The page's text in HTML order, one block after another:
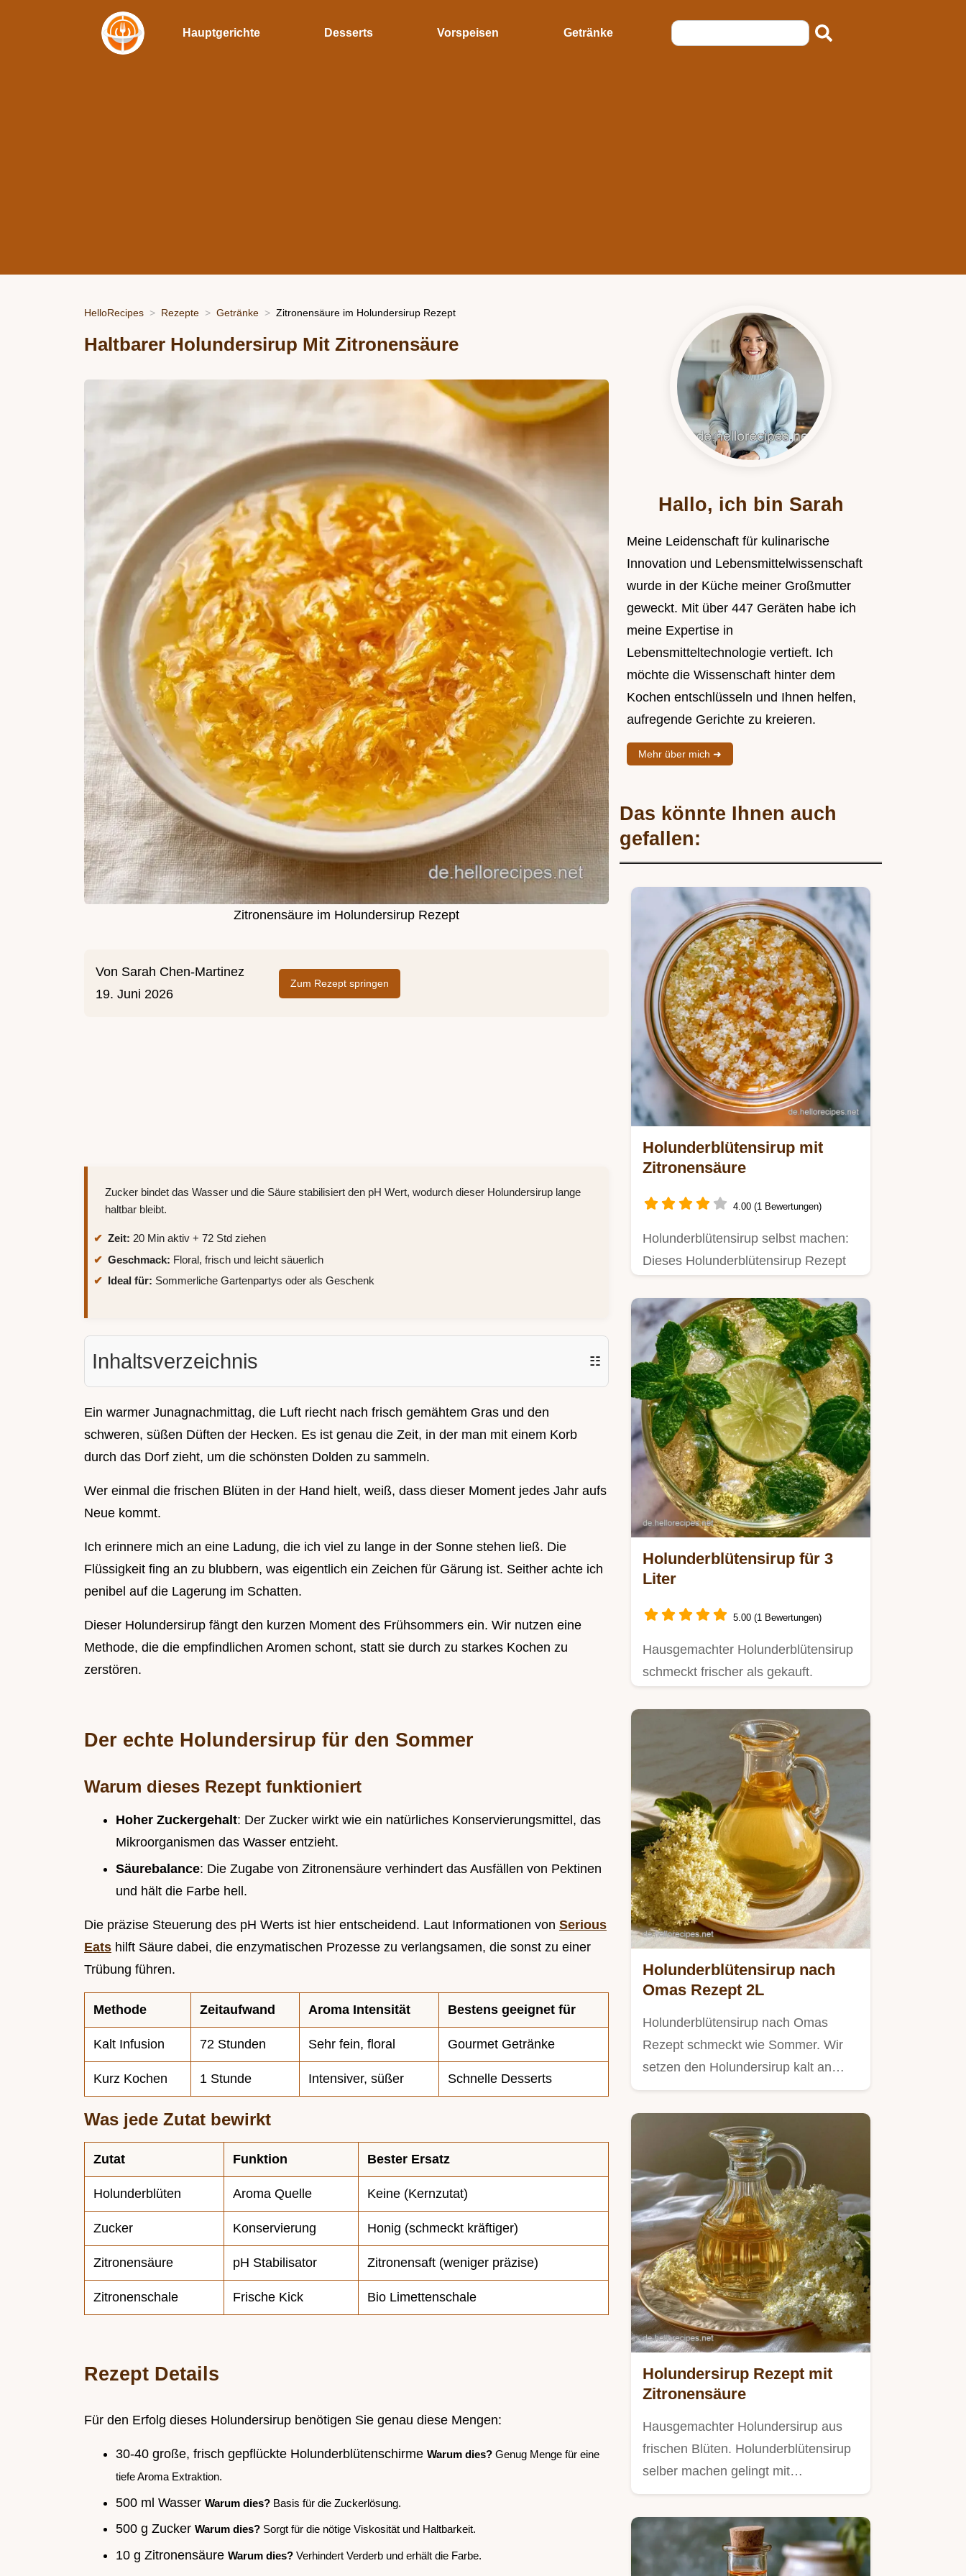
Hauptgerichte Desserts Vorspeisen Getränke
HelloRecipes Rezepte Getränke Zitronensäure im Holundersirup Rezept
Haltbarer Holundersirup Mit Zitronensäure
Zitronensäure im Holundersirup Rezept
Von Sarah Chen-Martinez
19. Juni 2026
Zum Rezept springen
Zucker bindet das Wasser und die Säure stabilisiert den pH Wert, wodurch dieser Holundersirup lange
haltbar bleibt.
Zeit: 20 Min aktiv + 72 Std ziehen
Geschmack: Floral, frisch und leicht säuerlich
Ideal für: Sommerliche Gartenpartys oder als Geschenk
Inhaltsverzeichnis ☷
Ein warmer Junagnachmittag, die Luft riecht nach frisch gemähtem Gras und den
schweren, süßen Düften der Hecken. Es ist genau die Zeit, in der man mit einem Korb
durch das Dorf zieht, um die schönsten Dolden zu sammeln.
Wer einmal die frischen Blüten in der Hand hielt, weiß, dass dieser Moment jedes Jahr aufs
Neue kommt.
Ich erinnere mich an eine Ladung, die ich viel zu lange in der Sonne stehen ließ. Die
Flüssigkeit fing an zu blubbern, was eigentlich ein Zeichen für Gärung ist. Seither achte ich
penibel auf die Lagerung im Schatten.
Dieser Holundersirup fängt den kurzen Moment des Frühsommers ein. Wir nutzen eine
Methode, die die empfindlichen Aromen schont, statt sie durch zu starkes Kochen zu
zerstören.
Der echte Holundersirup für den Sommer
Warum dieses Rezept funktioniert
Hoher Zuckergehalt: Der Zucker wirkt wie ein natürliches Konservierungsmittel, das
Mikroorganismen das Wasser entzieht.
Säurebalance: Die Zugabe von Zitronensäure verhindert das Ausfällen von Pektinen
und hält die Farbe hell.
Die präzise Steuerung des pH Werts ist hier entscheidend. Laut Informationen von Serious
Eats hilft Säure dabei, die enzymatischen Prozesse zu verlangsamen, die sonst zu einer
Trübung führen.
Methode Zeitaufwand Aroma Intensität Bestens geeignet für
Kalt Infusion 72 Stunden Sehr fein, floral Gourmet Getränke
Kurz Kochen 1 Stunde Intensiver, süßer Schnelle Desserts
Was jede Zutat bewirkt
Zutat Funktion Bester Ersatz
Holunderblüten Aroma Quelle Keine (Kernzutat)
Zucker Konservierung Honig (schmeckt kräftiger)
Zitronensäure pH Stabilisator Zitronensaft (weniger präzise)
Zitronenschale Frische Kick Bio Limettenschale
Rezept Details
Für den Erfolg dieses Holundersirup benötigen Sie genau diese Mengen:
30-40 große, frisch gepflückte Holunderblütenschirme Warum dies? Genug Menge für eine
tiefe Aroma Extraktion.
500 ml Wasser Warum dies? Basis für die Zuckerlösung.
500 g Zucker Warum dies? Sorgt für die nötige Viskosität und Haltbarkeit.
10 g Zitronensäure Warum dies? Verhindert Verderb und erhält die Farbe.
Hallo, ich bin Sarah
Meine Leidenschaft für kulinarische
Innovation und Lebensmittelwissenschaft
wurde in der Küche meiner Großmutter
geweckt. Mit über 447 Geräten habe ich
meine Expertise in
Lebensmitteltechnologie vertieft. Ich
möchte die Wissenschaft hinter dem
Kochen entschlüsseln und Ihnen helfen,
aufregende Gerichte zu kreieren.
Mehr über mich ➜
Das könnte Ihnen auch
gefallen:
Holunderblütensirup mit
Zitronensäure
4.00 (1 Bewertungen)
Holunderblütensirup selbst machen:
Dieses Holunderblütensirup Rezept
Holunderblütensirup für 3
Liter
5.00 (1 Bewertungen)
Hausgemachter Holunderblütensirup
schmeckt frischer als gekauft.
Holunderblütensirup nach
Omas Rezept 2L
Holunderblütensirup nach Omas
Rezept schmeckt wie Sommer. Wir
setzen den Holundersirup kalt an
mit…
Holundersirup Rezept mit
Zitronensäure
Hausgemachter Holundersirup aus
frischen Blüten. Holunderblütensirup
selber machen gelingt mit…